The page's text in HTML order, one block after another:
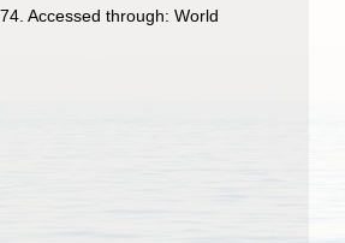
Accessed through: World